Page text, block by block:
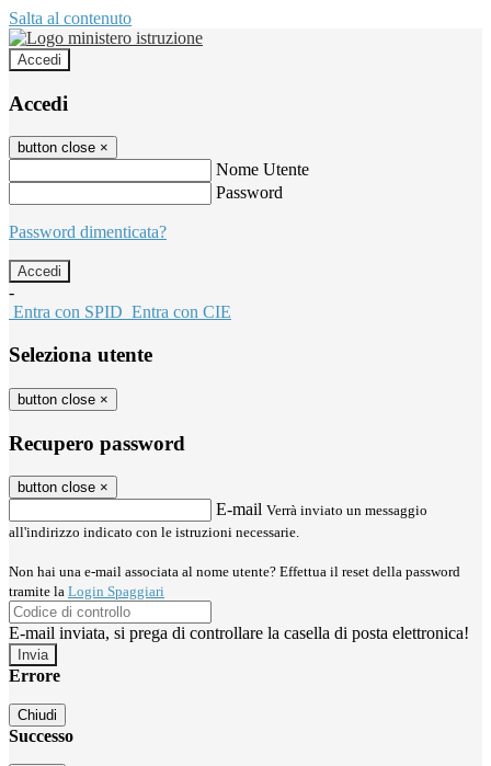
Salta al contenuto
Accedi
Accedi
button close ×
Nome Utente
Password
Password dimenticata?
-
Entra con SPID Entra con CIE
Seleziona utente
button close ×
Recupero password
button close ×
E-mail Verrà inviato un messaggio
all'indirizzo indicato con le istruzioni necessarie.
Non hai una e-mail associata al nome utente? Effettua il reset della password
tramite la Login Spaggiari
E-mail inviata, si prega di controllare la casella di posta elettronica!
Errore
Chiudi
Successo